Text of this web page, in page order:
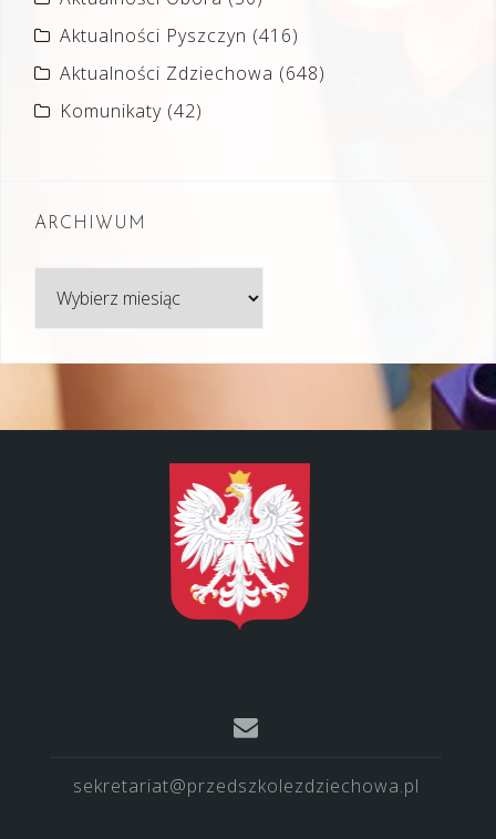
Aktualności Pyszczyn (416)
Aktualności Zdziechowa (648)
Komunikaty (42)
ARCHIWUM
sekretariat@przedszkolezdziechowa.pl